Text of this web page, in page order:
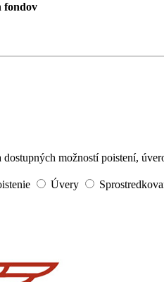
fondov
možností poistení,
Úvery